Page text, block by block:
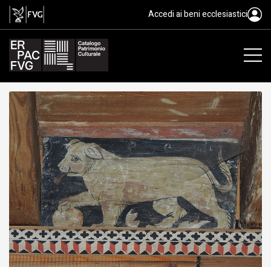
tavoletta da soffitto, ambito
Accedi ai beni ecclesiastici